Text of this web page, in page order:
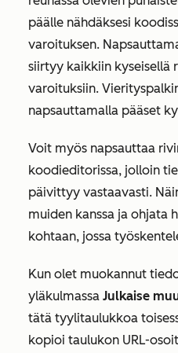
päälle nähdäksesi
varoituksen.
siirtyy kaikkiin kyseisellä
varoituksiin.
napsauttamalla pääset
Voit myös napsauttaa
koodieditorissa, jolloin
päivittyy vastaavasti.
muiden kanssa ja ohjata
kohtaan, jossa
Kun olet muokannut
yläkulmassa Julkaise
tätä tyylitaulukkoa
kopioi taulukon URL-